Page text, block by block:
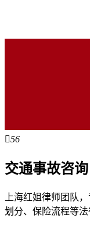
56
交通事故咨询
上海红姐律师团队
划分、保险流程等